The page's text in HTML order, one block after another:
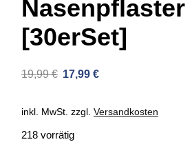
Nasenpflaster
[30erSet]
19,99€ 17,99 €
inkl. MwSt. zzgl. Versandkosten
218 vorrätig